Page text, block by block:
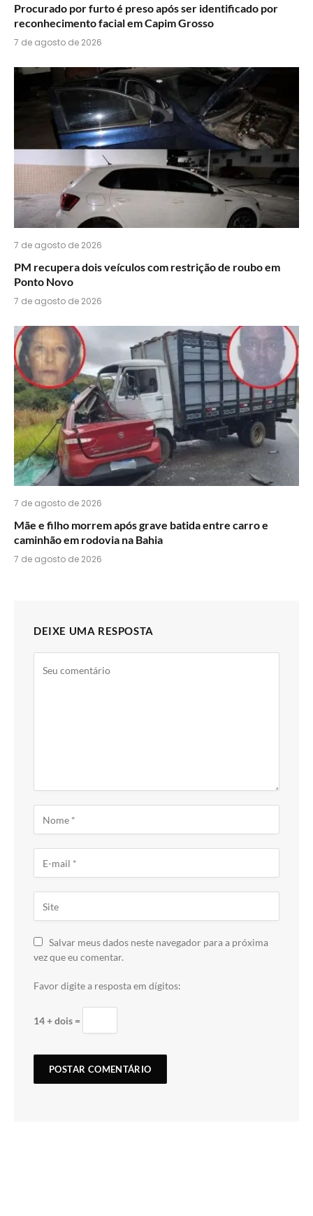
Procurado por furto é preso após ser identificado por
reconhecimento facial em Capim Grosso
7 de agosto de 2026
7 de agosto de 2026
PM recupera dois veículos com restrição de roubo em
Ponto Novo
7 de agosto de 2026
7 de agosto de 2026
Mãe e filho morrem após grave batida entre carro e
caminhão em rodovia na Bahia
7 de agosto de 2026
DEIXE UMA RESPOSTA
Salvar meus dados neste navegador para a próxima
vez que eu comentar.
Favor digite a resposta em dígitos:
14 + dois =